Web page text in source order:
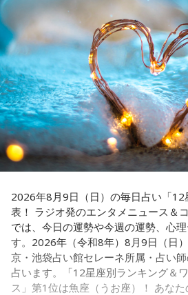
天使も悪魔も、どちらもあなたの一
っておくことが、いざという時の本
れません。
■監修者プロフィール：蝶ちょ（ちょ
池袋占い館セレーネ所属。電話占い
人の想いを捉える羅針盤ヒーラー。
命、宿曜占星術でオーダーメイドの
結婚、離別など多くの経験から、今
Webサイト：https://selene-
YouTube： https://
説を務めるのは2013年以来、13年ぶ
ペナントレースも終盤に差し掛かり
て勝負の夏となる神宮球場の一戦で
に注目が集まる。
『ニッポン放送ショウアップナイタ
のアニバーサリーイヤーにふさわし
がスペシャルゲスト解説者として登
ーにとって嬉しい夏の味覚や現金が
実施する。
■髙津臣吾 コメント
「ショウアップナイター」をお聴きの
2026年8月9日（日）の毎日占い「12
表！ ラジオ発のエンタメニュース＆
では、今日の運勢や今週の運勢、心
す。2026年（令和8年）8月9日（日
京・池袋占い館セレーネ所属・占い
占います。「12星座別ランキング＆
ス」第1位は魚座（うお座）！ あな